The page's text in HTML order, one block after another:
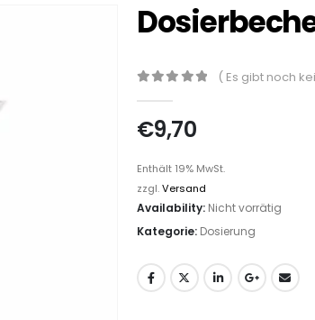
( Es gibt noch
€9,70
Enthält 19% MwSt.
zzgl.Versand
Availability: Nicht vorrätig
Kategorie: Dosierung